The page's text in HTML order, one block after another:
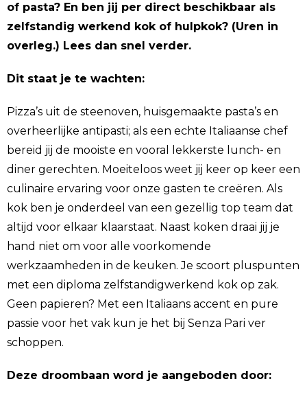
of pasta? En ben jij per direct beschikbaar als
zelfstandig werkend kok of hulpkok? (Uren in
overleg.) Lees dan snel verder.
Dit staat je te wachten:
Pizza’s uit de steenoven, huisgemaakte pasta’s en
overheerlijke antipasti; als een echte Italiaanse chef
bereid jij de mooiste en vooral lekkerste lunch- en
diner gerechten. Moeiteloos weet jij keer op keer een
culinaire ervaring voor onze gasten te creëren. Als
kok ben je onderdeel van een gezellig top team dat
altijd voor elkaar klaarstaat. Naast koken draai jij je
hand niet om voor alle voorkomende
werkzaamheden in de keuken. Je scoort pluspunten
met een diploma zelfstandigwerkend kok op zak.
Geen papieren? Met een Italiaans accent en pure
passie voor het vak kun je het bij Senza Pari ver
schoppen.
Deze droombaan word je aangeboden door: